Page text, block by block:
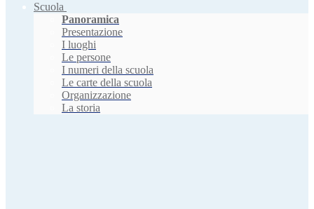
Scuola
Panoramica
Presentazione
I luoghi
Le persone
I numeri della scuola
Le carte della scuola
Organizzazione
La storia